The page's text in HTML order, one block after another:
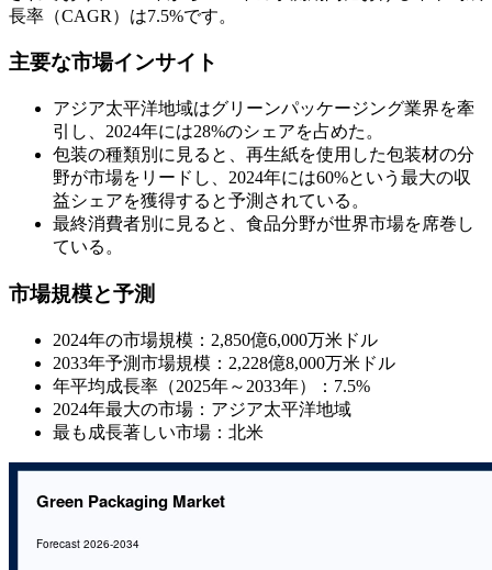
長率（CAGR）は7.5%です。
主要な市場インサイト
アジア太平洋地域はグリーンパッケージング業界を牽
引し、2024年には28%のシェアを占めた。
包装の種類別に見ると、再生紙を使用した包装材の分
野が市場をリードし、2024年には60%という最大の収
益シェアを獲得すると予測されている。
最終消費者別に見ると、食品分野が世界市場を席巻し
ている。
市場規模と予測
2024年の市場規模：2,850億6,000万米ドル
2033年予測市場規模：2,228億8,000万米ドル
年平均成長率（2025年～2033年）：7.5%
2024年最大の市場：アジア太平洋地域
最も成長著しい市場：北米